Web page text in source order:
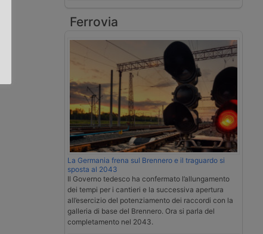
Ferrovia
La Germania frena sul Brennero e il traguardo si
sposta al 2043
Il Governo tedesco ha confermato l’allungamento
dei tempi per i cantieri e la successiva apertura
all’esercizio del potenziamento dei raccordi con la
galleria di base del Brennero. Ora si parla del
completamento nel 2043.